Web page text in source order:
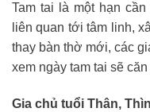
Tam tai là một hạn
liên quan tới tâm linh,
thay bàn thờ mới, các
xem ngày tam tai sẽ
Gia chủ tuổi Thân,